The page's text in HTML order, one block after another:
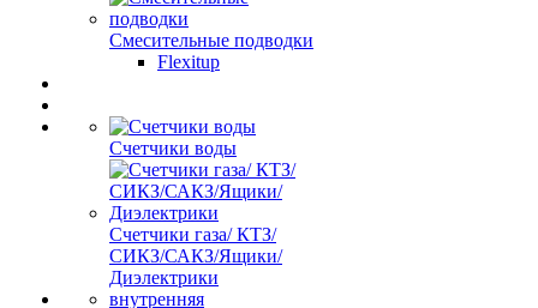
Смесительные подводки
Flexitup
Счетчики воды
Счетчики газа/ КТЗ/
СИКЗ/САКЗ/Ящики/
Диэлектрики
внутренняя